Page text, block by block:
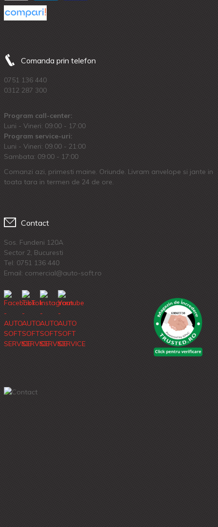
Comanda prin telefon
0751 136 440
0312 287 300
Program call-center:
Luni - Vineri: 09:00 - 17:00
Program service-uri:
Luni - Vineri: 09.00 - 21:00
Sambata: 09:00 - 17:00
Comanzi azi, primesti maine. Oriunde. Livram anvelope si jante in
toata tara in termen de 24 de ore.
Contact
Sos. Fundeni 120A
Sector 2, Bucuresti
Tel: 0751 136 440
Email: comercial@auto-soft.ro